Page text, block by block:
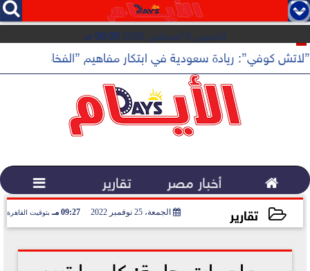
   
الخميس 6 أغسطس 2026 08:00 مـ
”لاتش كوفي”: ريادة سعودية في ابتكار مفاهيم ”الفخامة
 أخبار مصر تقارير 
تقارير الجمعة، 25 نوفمبر 2022 09:27 مـ بتوقيت القاهرة